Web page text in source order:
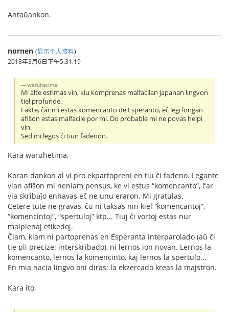
Antaŭankon.
nornen (显示个人资料)
2018年3月6日下午5:31:19
waruhetima:
Mi alte estimas vin, kiu komprenas malfacilan japanan lingvon
tiel profunde.
Fakte, ĉar mi estas komencanto de Esperanto, eĉ legi longan
afiŝon estas malfacile por mi. Do probable mi ne povas helpi
vin.
Sed mi legos ĉi tiun fadenon.
Kara waruhetima,
Koran dankon al vi pro ekpartopreni en tiu ĉi fadeno. Legante
vian afiŝon mi neniam pensus, ke vi estus “komencanto”, ĉar
via skribaĵo enhavas eĉ ne unu eraron. Mi gratulas.
Cetere tute ne gravas, ĉu ni taksas nin kiel “komencantoj”,
“komencintoj”, “spertuloj” ktp... Tiuj ĉi vortoj estas nur
malplenaj etikedoj.
Ĉiam, kiam ni partoprenas en Esperanta interparolado (aŭ ĉi
tie pli precize: interskribado), ni lernos ion novan. Lernos la
komencanto, lernos la komencinto, kaj lernos la spertulo...
En mia nacia lingvo oni diras: la ekzercado kreas la majstron.
Kara ito,